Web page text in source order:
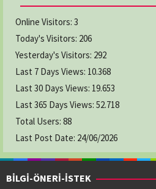
Online Visitors: 3
Today's Visitors: 206
Yesterday's Visitors: 292
Last 7 Days Views: 10.368
Last 30 Days Views: 19.653
Last 365 Days Views: 52.718
Total Users: 88
Last Post Date: 24/06/2026
BİLGİ-ÖNERİ-İSTEK